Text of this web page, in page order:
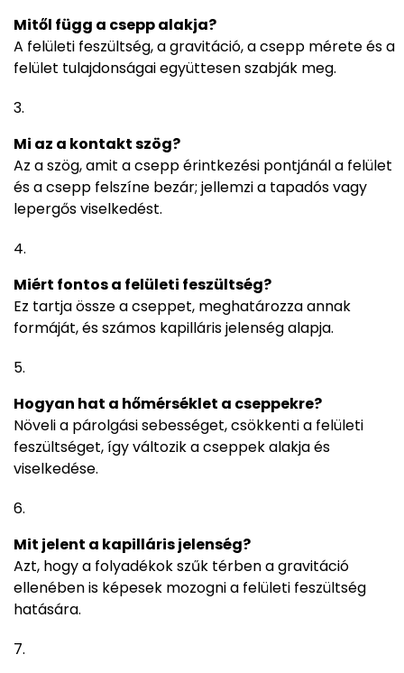
Mitől függ a csepp alakja?
A felületi feszültség, a gravitáció, a csepp mérete és a
felület tulajdonságai együttesen szabják meg.
Mi az a kontakt szög?
Az a szög, amit a csepp érintkezési pontjánál a felület
és a csepp felszíne bezár; jellemzi a tapadós vagy
lepergős viselkedést.
Miért fontos a felületi feszültség?
Ez tartja össze a cseppet, meghatározza annak
formáját, és számos kapilláris jelenség alapja.
Hogyan hat a hőmérséklet a cseppekre?
Növeli a párolgási sebességet, csökkenti a felületi
feszültséget, így változik a cseppek alakja és
viselkedése.
Mit jelent a kapilláris jelenség?
Azt, hogy a folyadékok szűk térben a gravitáció
ellenében is képesek mozogni a felületi feszültség
hatására.